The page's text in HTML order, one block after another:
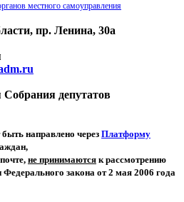
местного самоуправления
пр. Ленина, 30а
Собрания депутатов
направлено через Платформу
не принимаются к рассмотрению
Федерального закона от 2 мая 2006 года